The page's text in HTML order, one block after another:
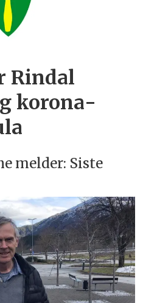
Rindal
korona­
melder: Siste